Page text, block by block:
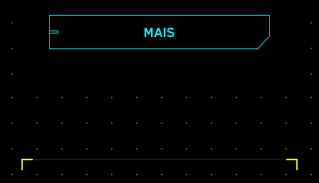
pulsante cheia de reviravoltas e escolhas
importantes, fortaleça-se com a árvore de
serviços emocionantes — e muito mais!
MAIS